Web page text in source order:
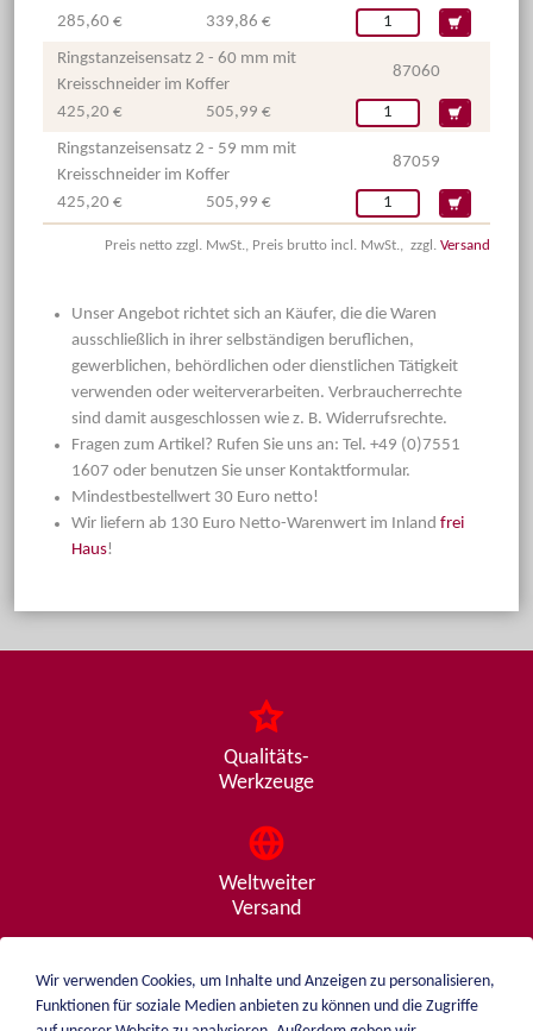
285,60 € 339,86 €
Ringstanzeisensatz 2 - 60 mm mit
Kreisschneider im Koffer
87060
425,20 € 505,99 €
Ringstanzeisensatz 2 - 59 mm mit
Kreisschneider im Koffer
87059
425,20 € 505,99 €
Preis netto zzgl. MwSt., Preis brutto incl. MwSt., zzgl. Versand
Unser Angebot richtet sich an Käufer, die die Waren
ausschließlich in ihrer selbständigen beruflichen,
gewerblichen, behördlichen oder dienstlichen Tätigkeit
verwenden oder weiterverarbeiten. Verbraucherrechte
sind damit ausgeschlossen wie z. B. Widerrufsrechte.
Fragen zum Artikel? Rufen Sie uns an: Tel. +49 (0)7551
1607 oder benutzen Sie unser Kontaktformular.
Mindestbestellwert 30 Euro netto!
Wir liefern ab 130 Euro Netto-Warenwert im Inland frei
Haus!
Qualitäts-
Werkzeuge
Weltweiter
Versand
Beratung
Wir verwenden Cookies, um Inhalte und Anzeigen zu personalisieren,
Funktionen für soziale Medien anbieten zu können und die Zugriffe